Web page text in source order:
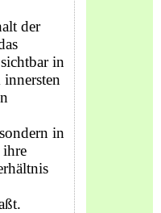
der
in
in
ihre